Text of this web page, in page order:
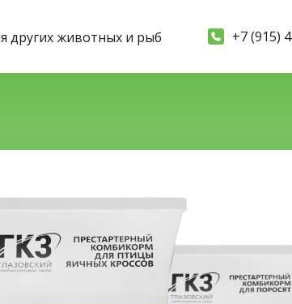
других животных и рыб +7 (915)